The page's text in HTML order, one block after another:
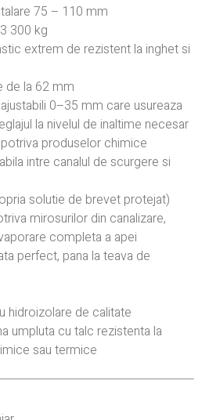
75 – 110 mm
300 kg
extrem de rezistent la inghet si
de la 62 mm
0–35 mm care usureaza
la nivelul de inaltime necesar
produselor chimice
intre canalul de scurgere si
solutie de brevet protejat)
mirosurilor din canalizare,
completa a apei
perfect, pana la teava de
hidroizolare de calitate
umpluta cu talc rezistenta la
sau termice